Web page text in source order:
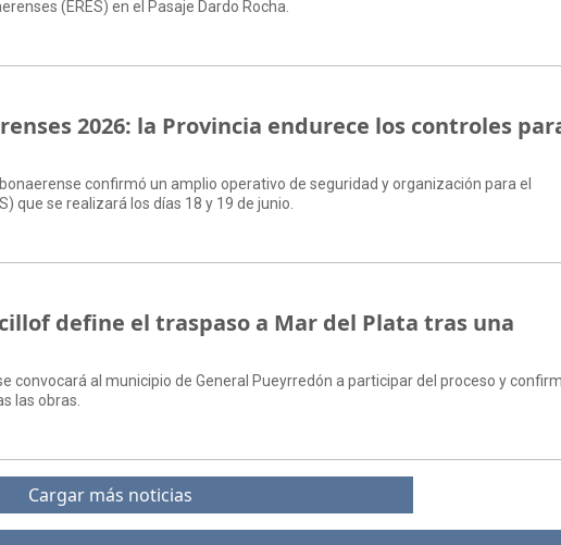
(ERES) en el Pasaje Dardo Rocha.
2026: la Provincia endurece los controles
bonaerense confirmó un amplio operativo de seguridad y organización para el
que se realizará los días 18 y 19 de junio.
define el traspaso a Mar del Plata tras una
convocará al municipio de General Pueyrredón a participar del proceso y
las obras.
Cargar más noticias